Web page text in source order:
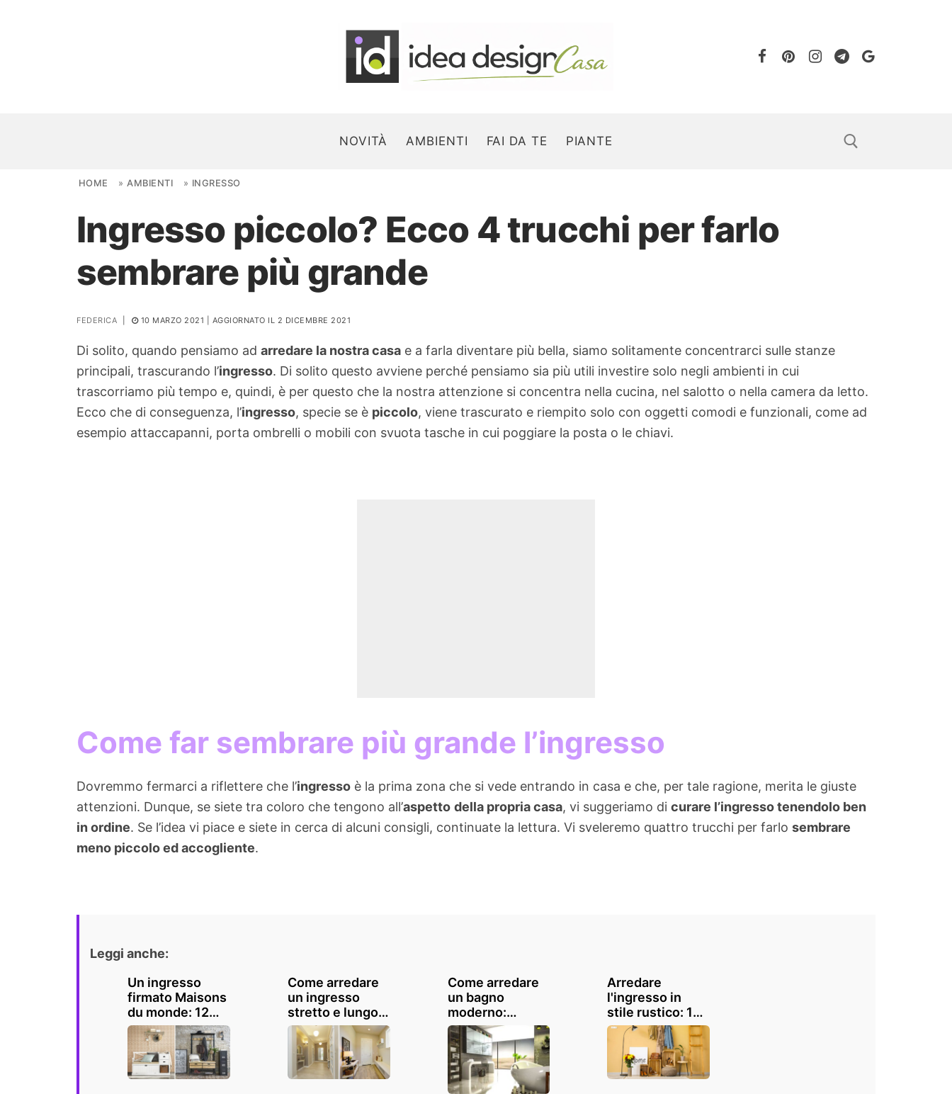
NOVITÀ AMBIENTI FAI DA TE PIANTE
Search for:
NOVITÀ
AMBIENTI
Ortaggio
Search for:
HOME » AMBIENTI » INGRESSO
Ingresso piccolo? Ecco 4 trucchi per farlo
sembrare più grande
FEDERICA 10 MARZO 2021 | AGGIORNATO IL 2 DICEMBRE 2021
Di solito, quando pensiamo ad arredare la nostra casa e a farla diventare più bella, siamo solitamente concentrarci sulle stanze
principali, trascurando l’ingresso. Di solito questo avviene perché pensiamo sia più utili investire solo negli ambienti in cui
trascorriamo più tempo e, quindi, è per questo che la nostra attenzione si concentra nella cucina, nel salotto o nella camera da letto.
Ecco che di conseguenza, l’ingresso, specie se è piccolo, viene trascurato e riempito solo con oggetti comodi e funzionali, come ad
esempio attaccapanni, porta ombrelli o mobili con svuota tasche in cui poggiare la posta o le chiavi.
Come far sembrare più grande l’ingresso
Dovremmo fermarci a riflettere che l’ingresso è la prima zona che si vede entrando in casa e che, per tale ragione, merita le giuste
attenzioni. Dunque, se siete tra coloro che tengono all’aspetto della propria casa, vi suggeriamo di curare l’ingresso tenendolo ben
in ordine. Se l’idea vi piace e siete in cerca di alcuni consigli, continuate la lettura. Vi sveleremo quattro trucchi per farlo sembrare
meno piccolo ed accogliente.
Leggi anche:
Un ingresso
firmato Maisons
du monde: 12
idee per
arredare con
stile
Come arredare
un ingresso
stretto e lungo:
le nostre
ispirazioni
Come arredare
un bagno
moderno:
consigli e
ispirazioni
Arredare
l'ingresso in
stile rustico: 10
idee tutte per
voi